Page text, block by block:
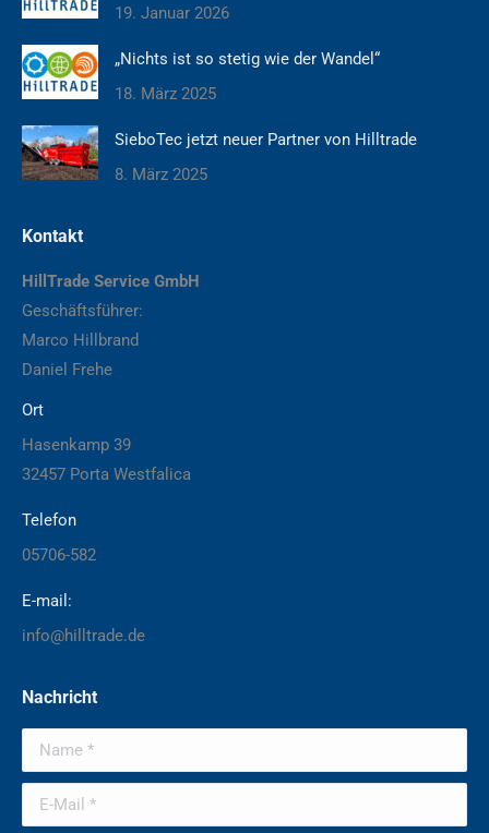
19. Januar 2026
„Nichts ist so stetig wie der Wandel“
18. März 2025
SieboTec jetzt neuer Partner von Hilltrade
8. März 2025
Kontakt
HillTrade Service GmbH
Geschäftsführer:
Marco Hillbrand
Daniel Frehe
Ort
Hasenkamp 39
32457 Porta Westfalica
Telefon
05706-582
E-mail:
info@hilltrade.de
Nachricht
Name *
E-Mail *